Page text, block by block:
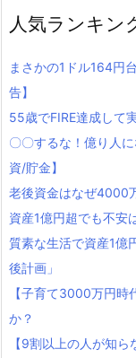
人気ランキン
まさかの1ドル164円
告】
55歳でFIRE達成して
〇〇するな！億り人
資/貯金】
老後資金はなぜ4000
資産1億円超でも不安
質素な生活で資産1億
後計画」
【子育て3000万円時
か？
【9割以上の人が知